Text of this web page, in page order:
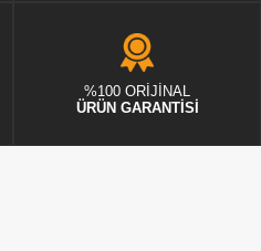
%100 ORİJİNAL
ÜRÜN GARANTİSİ